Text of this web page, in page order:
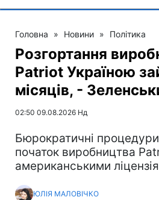
Головна » Новини » Політика
Розгортання
Patriot Україною
місяців, -
02:50 09.08.2026 Нд
Бюрократичні
початок виробництва
американськими
ЮЛІЯ МАЛОВІЧКО